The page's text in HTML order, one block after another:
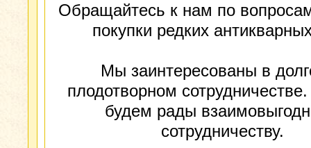
Обращайтесь к нам по
покупки редких
Мы заинтересованы в
плодотворном
будем рады
сотрудничеству.